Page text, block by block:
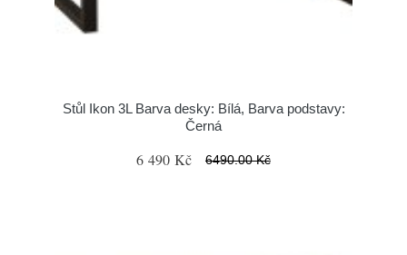
Stůl Ikon 3L Barva desky: Bílá, Barva podstavy:
Černá
6 490 Kč 6490.00 Kč